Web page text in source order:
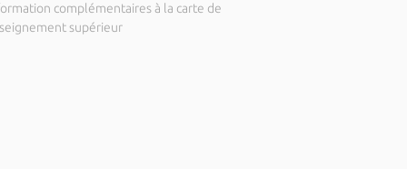
complémentaires à la carte de
supérieur